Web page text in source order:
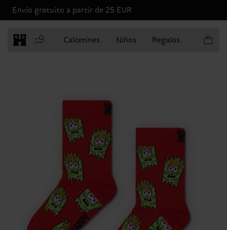
Envío gratuito a partir de 25 EUR
Calcetines Niños Regalos